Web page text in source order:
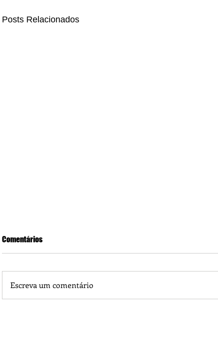
Posts Relacionados
Comentários
Escreva um comentário